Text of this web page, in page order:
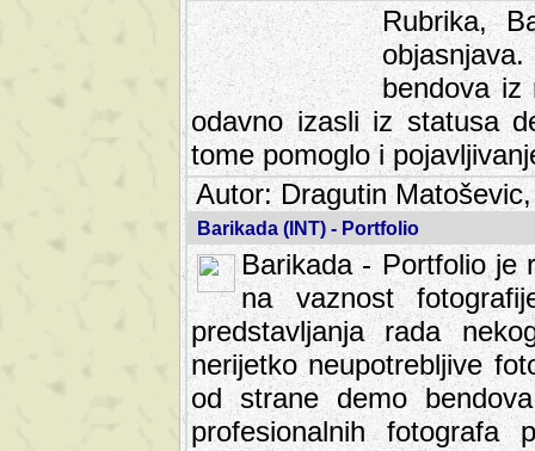
Rubrika,
bendova iz
odavno izasli iz statusa
tome pomoglo i
Autor: Dragutin
Barikada (INT) - Portfolio
Barikada - Portfolio je
na vaznost
predstavljanja rada
nerijetko neupotrebljive
od strane demo
profesionalnih fotografa